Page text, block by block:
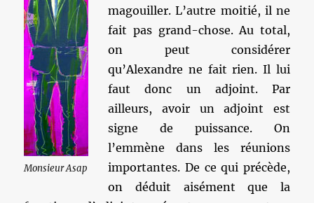
Monsieur Asap
magouiller. L’autre moitié, il ne
fait pas grand-chose. Au total,
on peut considérer
qu’Alexandre ne fait rien. Il lui
faut donc un adjoint. Par
ailleurs, avoir un adjoint est
signe de puissance. On
l’emmène dans les réunions
importantes. De ce qui précède,
on déduit aisément que la